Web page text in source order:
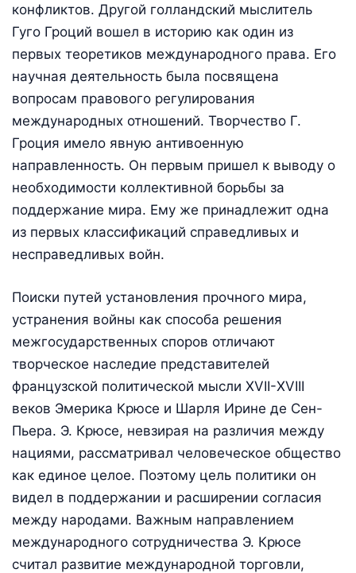
конфликтов. Другой голландский мыслитель
Гуго Гроций вошел в историю как один из
первых теоретиков международного права. Его
научная деятельность была посвящена
вопросам правового регулирования
международных отношений. Творчество Г.
Гроция имело явную антивоенную
направленность. Он первым пришел к выводу о
необходимости коллективной борьбы за
поддержание мира. Ему же принадлежит одна
из первых классификаций справедливых и
несправедливых войн.
Поиски путей установления прочного мира,
устранения войны как способа решения
межгосударственных споров отличают
творческое наследие представителей
французской политической мысли ХVII-ХVIII
веков Эмерика Крюсе и Шарля Ирине де Сен-
Пьера. Э. Крюсе, невзирая на различия между
нациями, рассматривал человеческое общество
как единое целое. Поэтому цель политики он
видел в поддержании и расширении согласия
между народами. Важным направлением
международного сотрудничества Э. Крюсе
считал развитие международной торговли,